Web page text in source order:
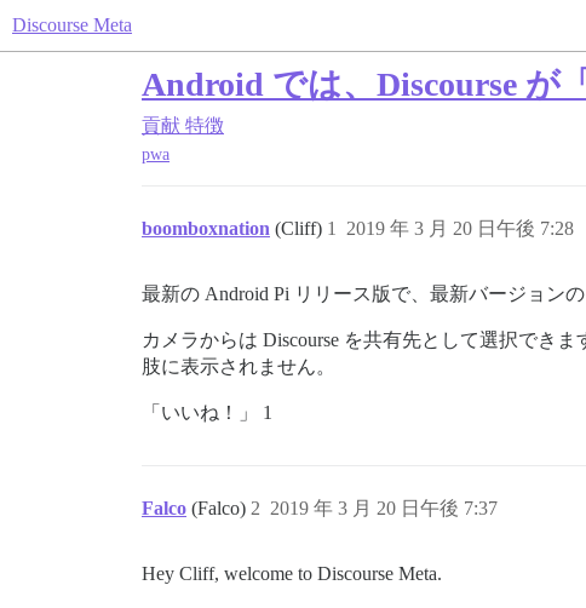
Discourse Meta
Android では、Discourse が
貢献 特徴
pwa
boomboxnation (Cliff) 2019 年 3 月 20 日午後 7:28
1
最新の Android Pi リリース版で、最新バージョンの
カメラからは Discourse を共有先として選択でき
肢に表示されません。
「いいね！」 1
Falco (Falco) 2019 年 3 月 20 日午後 7:37
2
Hey Cliff, welcome to Discourse Meta.